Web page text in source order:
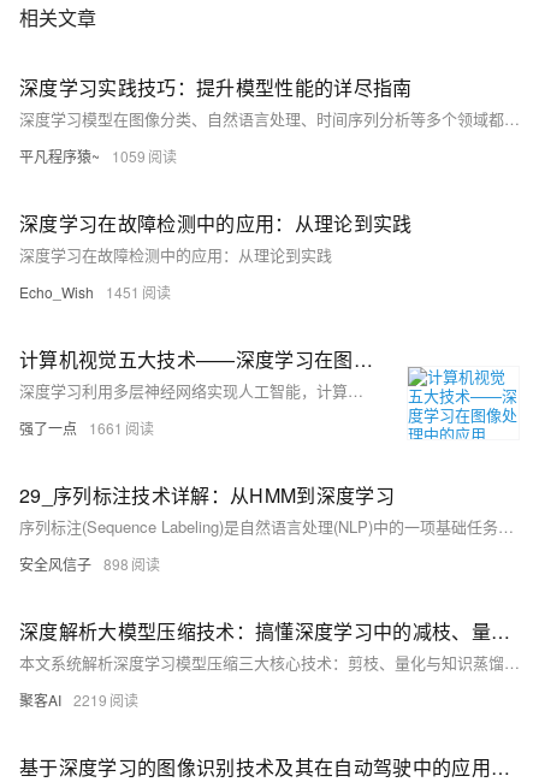
较高，适合当前应用模式） 文本无关：对使用者发音内容和语言没有要
术、系统架构及应用案例等。 讲师介绍： 郑斯奇，达摩院算法专家，毕业
力于推动端侧声纹与个性化技术的研究和大规模应用。
相关文章
深度学习实践技巧：提升模型性能的详尽指南
深度学习模型在图像分类、自然语言处理、时间序列分析等多个领域都表现出了卓越的性能，但在实际应用中，为了使模型达到最佳效果，常规的标准流程往往不足。本文提供了多种深度学习实践技巧，包括数据预处理、模型设计优化、训练策略和评价与调参等方面的详细操作和代码示例，希望能够为应用实战提供有效的指导和支持。
平凡程序猿~ 1059
深度学习在故障检测中的应用：从理论到实践
深度学习在故障检测中的应用：从理论到实践
Echo_Wish 1451
计算机视觉五大技术——深度学习在图像处理中的应用
深度学习利用多层神经网络实现人工智能，计算机视觉是其重要应用之一。图像分类通过卷积神经网络（CNN）判断图片类别，如“猫”或“狗”。目标检测不仅识别物体，还确定其位置，R-CNN系列模型逐步优化检测速度与精度。语义分割对图像每个像素分类，FCN开创像素级分类范式，DeepLab等进一步提升细节表现。实例分割结合目标检测与语义分割，Mask R-CNN实现精准实例区分。关键点检测用于人体姿态估计、人脸特征识别等，OpenPose和HRNet等技术推动该领域发展。这些方法在效率与准确性上不断进步，广泛应用于实际场景。
强了一点 1661
29_序列标注技术详解：从HMM到深度学习
序列标注(Sequence Labeling)是自然语言处理(NLP)中的一项基础任务，其目标是为序列中的每个元素分配一个标签。在NLP领域，序列标注技术广泛应用于分词、词性标注、命名实体识别、情感分析等任务。
安全风信子 898
深度解析大模型压缩技术：搞懂深度学习中的减枝、量化、知识蒸馏
本文系统解析深度学习模型压缩三大核心技术：剪枝、量化与知识蒸馏，详解如何实现模型缩小16倍、推理加速4倍。涵盖技术原理、工程实践与组合策略，助力AI模型高效部署至边缘设备。
聚客AI 2219
基于深度学习的图像识别技术及其在自动驾驶中的应用####